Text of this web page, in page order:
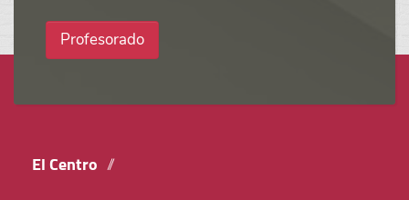
Profesorado
El Centro